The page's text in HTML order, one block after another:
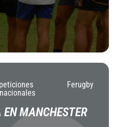
Ferugby
MANCHESTER